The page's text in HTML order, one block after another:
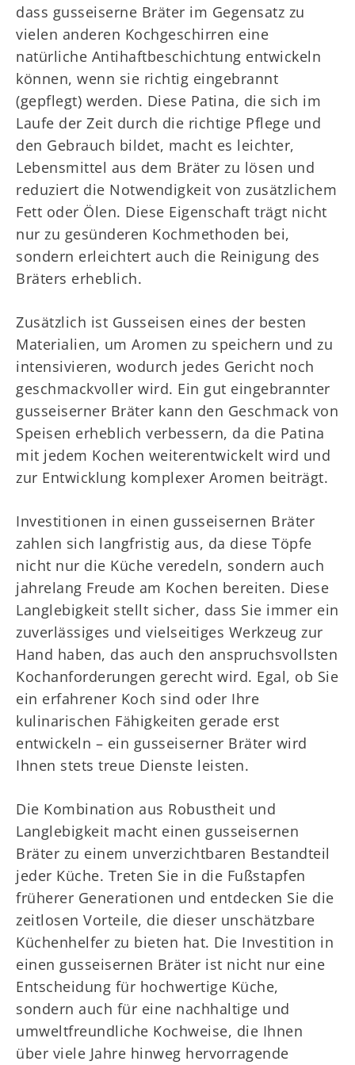
dass gusseiserne Bräter im Gegensatz zu
vielen anderen Kochgeschirren eine
natürliche Antihaftbeschichtung entwickeln
können, wenn sie richtig eingebrannt
(gepflegt) werden. Diese Patina, die sich im
Laufe der Zeit durch die richtige Pflege und
den Gebrauch bildet, macht es leichter,
Lebensmittel aus dem Bräter zu lösen und
reduziert die Notwendigkeit von zusätzlichem
Fett oder Ölen. Diese Eigenschaft trägt nicht
nur zu gesünderen Kochmethoden bei,
sondern erleichtert auch die Reinigung des
Bräters erheblich.
Zusätzlich ist Gusseisen eines der besten
Materialien, um Aromen zu speichern und zu
intensivieren, wodurch jedes Gericht noch
geschmackvoller wird. Ein gut eingebrannter
gusseiserner Bräter kann den Geschmack von
Speisen erheblich verbessern, da die Patina
mit jedem Kochen weiterentwickelt wird und
zur Entwicklung komplexer Aromen beiträgt.
Investitionen in einen gusseisernen Bräter
zahlen sich langfristig aus, da diese Töpfe
nicht nur die Küche veredeln, sondern auch
jahrelang Freude am Kochen bereiten. Diese
Langlebigkeit stellt sicher, dass Sie immer ein
zuverlässiges und vielseitiges Werkzeug zur
Hand haben, das auch den anspruchsvollsten
Kochanforderungen gerecht wird. Egal, ob Sie
ein erfahrener Koch sind oder Ihre
kulinarischen Fähigkeiten gerade erst
entwickeln – ein gusseiserner Bräter wird
Ihnen stets treue Dienste leisten.
Die Kombination aus Robustheit und
Langlebigkeit macht einen gusseisernen
Bräter zu einem unverzichtbaren Bestandteil
jeder Küche. Treten Sie in die Fußstapfen
früherer Generationen und entdecken Sie die
zeitlosen Vorteile, die dieser unschätzbare
Küchenhelfer zu bieten hat. Die Investition in
einen gusseisernen Bräter ist nicht nur eine
Entscheidung für hochwertige Küche,
sondern auch für eine nachhaltige und
umweltfreundliche Kochweise, die Ihnen
über viele Jahre hinweg hervorragende